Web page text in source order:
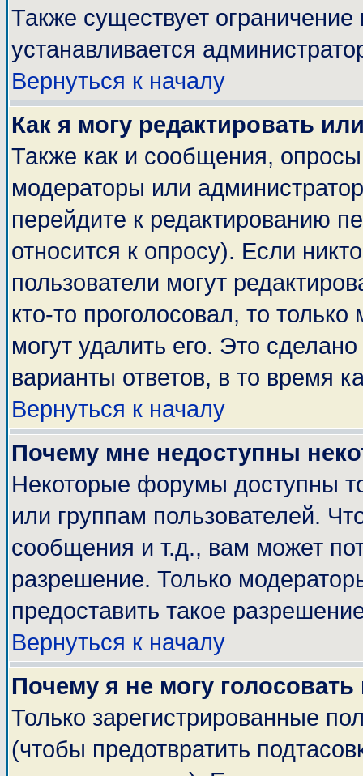
Также существует ограничение
устанавливается
Вернуться к началу
Как я могу редактировать
Также как и сообщения, опросы
модераторы или
перейдите к редактированию
относится к опросу). Если
пользователи могут
кто-то проголосовал, то
могут удалить его. Это
варианты ответов, в то время
Вернуться к началу
Почему мне недоступны
Некоторые форумы доступны
или группам пользователей.
сообщения и т.д., вам может
разрешение. Только
предоставить такое
Вернуться к началу
Почему я не могу
Только зарегистрированные
(чтобы предотвратить